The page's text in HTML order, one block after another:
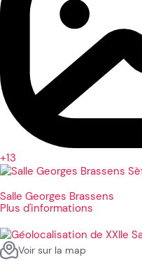
+13
Salle Georges Brassens
Plus d'informations
Voir sur la map